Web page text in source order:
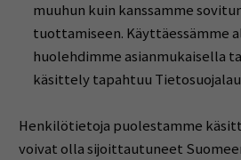
muuhun kuin kanssamme
tuottamiseen. Käyttäessämme
huolehdimme asianmukaisella
käsittely tapahtuu
Henkilötietoja puolestamme
voivat olla sijoittautuneet